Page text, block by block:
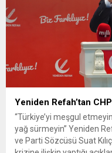
Yeniden Refah’tan
“Türkiye’yi meşgul
yağ sürmeyin” Yeniden
ve Parti Sözcüsü Suat